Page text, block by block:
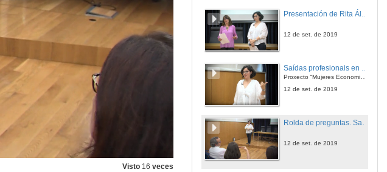
Visto 16 veces
12 de set. de 2019
Saídas profesionais en desenvolvemento internacional
Proxecto “Mujeres Economistas… Sen límites” financiado pola Unidade de Igualdade da Universidade de Vigo
12 de set. de 2019
12 de set. de 2019